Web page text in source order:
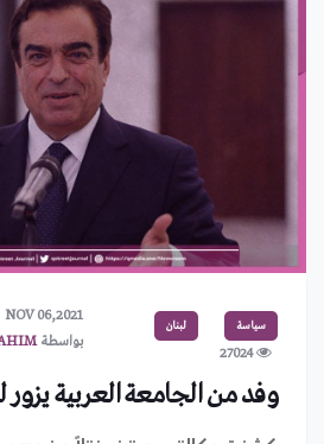
سياسة لبنان
27024
NOV 06,2021
بواسطة
وفد من الجامعة العربية